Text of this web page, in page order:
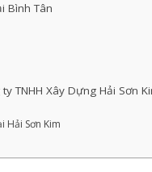
Bình Tân
TNHH Xây Dựng Hải Sơn
Hải Sơn Kim